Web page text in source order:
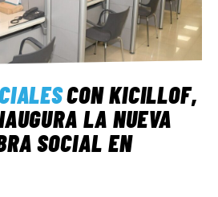
CON KICILLOF,
LA NUEVA
SOCIAL EN